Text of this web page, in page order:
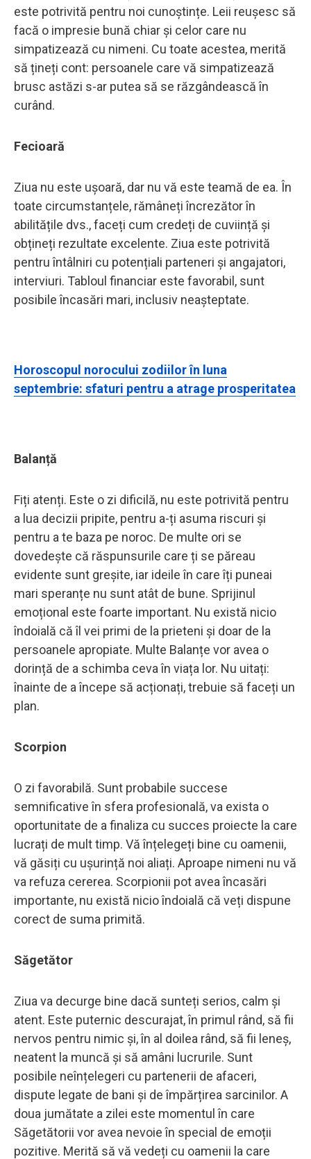
este potrivită pentru noi cunoștințe. Leii reușesc să
facă o impresie bună chiar și celor care nu
simpatizează cu nimeni. Cu toate acestea, merită
să țineți cont: persoanele care vă simpatizează
brusc astăzi s-ar putea să se răzgândească în
curând.
Fecioară
Ziua nu este ușoară, dar nu vă este teamă de ea. În
toate circumstanțele, rămâneți încrezător în
abilitățile dvs., faceți cum credeți de cuviință și
obțineți rezultate excelente. Ziua este potrivită
pentru întâlniri cu potențiali parteneri și angajatori,
interviuri. Tabloul financiar este favorabil, sunt
posibile încasări mari, inclusiv neașteptate.
Horoscopul norocului zodiilor în luna
septembrie: sfaturi pentru a atrage prosperitatea
Balanță
Fiți atenți. Este o zi dificilă, nu este potrivită pentru
a lua decizii pripite, pentru a-ți asuma riscuri și
pentru a te baza pe noroc. De multe ori se
dovedește că răspunsurile care ți se păreau
evidente sunt greșite, iar ideile în care îți puneai
mari speranțe nu sunt atât de bune. Sprijinul
emoțional este foarte important. Nu există nicio
îndoială că îl vei primi de la prieteni și doar de la
persoanele apropiate. Multe Balanțe vor avea o
dorință de a schimba ceva în viața lor. Nu uitați:
înainte de a începe să acționați, trebuie să faceți un
plan.
Scorpion
O zi favorabilă. Sunt probabile succese
semnificative în sfera profesională, va exista o
oportunitate de a finaliza cu succes proiecte la care
lucrați de mult timp. Vă înțelegeți bine cu oamenii,
vă găsiți cu ușurință noi aliați. Aproape nimeni nu vă
va refuza cererea. Scorpionii pot avea încasări
importante, nu există nicio îndoială că veți dispune
corect de suma primită.
Săgetător
Ziua va decurge bine dacă sunteți serios, calm și
atent. Este puternic descurajat, în primul rând, să fii
nervos pentru nimic și, în al doilea rând, să fii leneș,
neatent la muncă și să amâni lucrurile. Sunt
posibile neînțelegeri cu partenerii de afaceri,
dispute legate de bani și de împărțirea sarcinilor. A
doua jumătate a zilei este momentul în care
Săgetătorii vor avea nevoie în special de emoții
pozitive. Merită să vă vedeți cu oamenii la care